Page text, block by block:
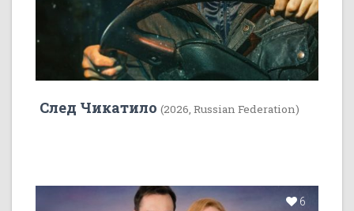
След Чикатило (2026, Russian Federation)
6